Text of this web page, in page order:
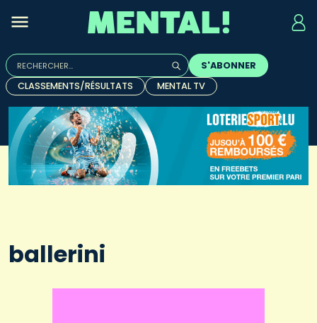
Rechercher :
Quand les résultats de l'auto-complétion sont
S'ABONNER
CLASSEMENTS/RÉSULTATS
MENTAL TV
ballerini